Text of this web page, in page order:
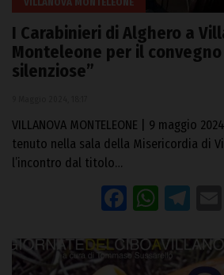
I Carabinieri di Alghero a
Monteleone per il convegno
silenziose”
VILLANOVA MONTELEONE | 9 maggio
tenuto nella sala della Misericordia di
l’incontro dal titolo…
Facebook